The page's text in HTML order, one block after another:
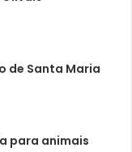
de Santa Maria
para animais